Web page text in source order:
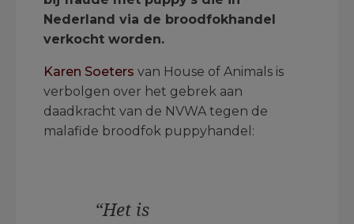
Nederland via de broodfokhandel
verkocht worden.
Karen Soeters van House of Animals is
verbolgen over het gebrek aan
daadkracht van de NVWA tegen de
malafide broodfok puppyhandel:
“Het is